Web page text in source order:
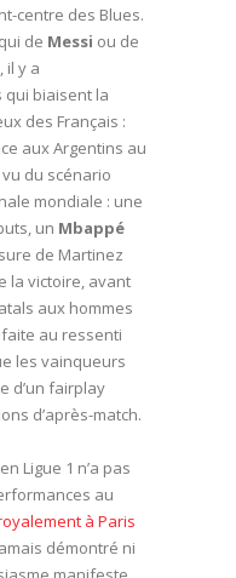
centre des Blues.
de Messi ou de
il y a
biaisent la
des Français :
aux Argentins au
du scénario
mondiale : une
un Mbappé
de Martinez
la victoire, avant
aux hommes
au ressenti
les vainqueurs
d’un fairplay
d’après-match.
en Ligue 1 n’a pas
au
à Paris
démontré ni